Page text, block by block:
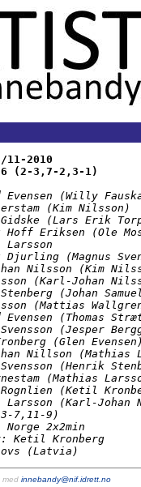
2010
(2-3,7-2,3-1)
Evensen (Willy
(Kim Nilsson)
(Lars Erik
Eriksen (Ole
(Magnus
Nilsson (Kim
(Karl-Johan
(Johan
(Mattias
Evensen (Thomas
(Jesper
(Glen
Nillson (Mathias
(Henrik
(Mathias
Rognlien (Ketil
Larsson (Karl-Johan
7,11-9)
2x2min
Ketil Kronberg
(Latvia)
med innebandy@nif.idrett.no